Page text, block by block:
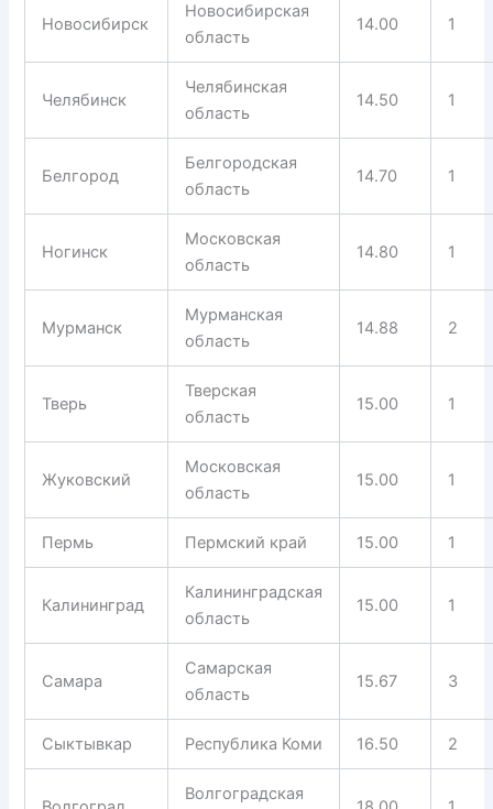
Новосибирск
Новосибирская
область
14.00 1
Челябинск
Челябинская
область
14.50 1
Белгород
Белгородская
область
14.70 1
Ногинск
Московская
область
14.80 1
Мурманск
Мурманская
область
14.88 2
Тверь
Тверская
область
15.00 1
Жуковский
Московская
область
15.00 1
Пермь Пермский край 15.00 1
Калининград
Калининградская
область
15.00 1
Самара
Самарская
область
15.67 3
Сыктывкар Республика Коми 16.50 2
Волгоградская